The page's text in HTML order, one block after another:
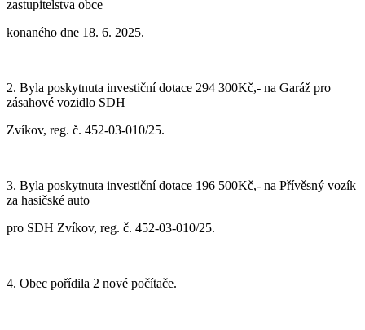
zastupitelstva obce
konaného dne 18. 6. 2025.
2. Byla poskytnuta investiční dotace 294 300Kč,- na Garáž pro
zásahové vozidlo SDH
Zvíkov, reg. č. 452-03-010/25.
3. Byla poskytnuta investiční dotace 196 500Kč,- na Přívěsný vozík
za hasičské auto
pro SDH Zvíkov, reg. č. 452-03-010/25.
4. Obec pořídila 2 nové počítače.